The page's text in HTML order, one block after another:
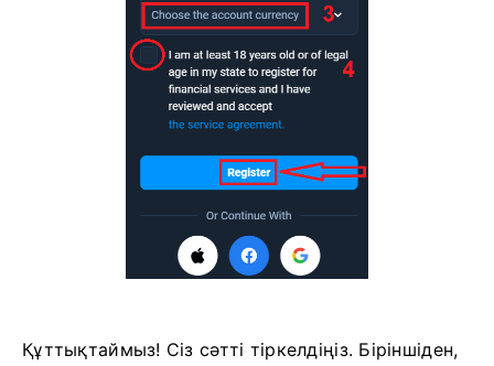
Құттықтаймыз! Сіз сәтті тіркелдіңіз. Біріншіден,